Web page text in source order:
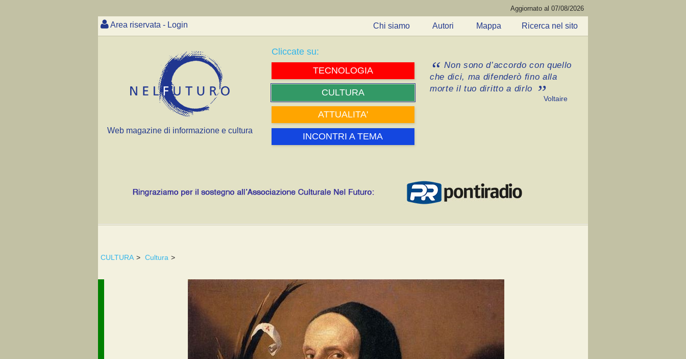
Aggiornato al 07/08/2026
Area riservata - Login Chi siamo Autori Mappa Ricerca nel sito
Web magazine di informazione e cultura
Cliccate su:
TECNOLOGIA
CULTURA
ATTUALITA'
INCONTRI A TEMA
Non sono d’accordo con quello
che dici, ma difenderò fino alla
morte il tuo diritto a dirlo
Voltaire
CULTURA > Cultura >